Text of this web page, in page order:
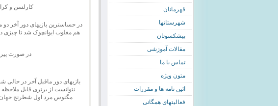
قهرمانان
شهرستانها
پیشکسوتان
مقالات آموزشی
تماس با ما
متون ویژه
ائین نامه ها و مقررات
فعالیتهای همگانی
کارلسن و
در حساسترین بازیهای دور آخر
در صورت
بازیهای دور ماقبل آخر در حالی
نتوانست از برتری قابل
مگنوس مرد اول شطرنج جهان